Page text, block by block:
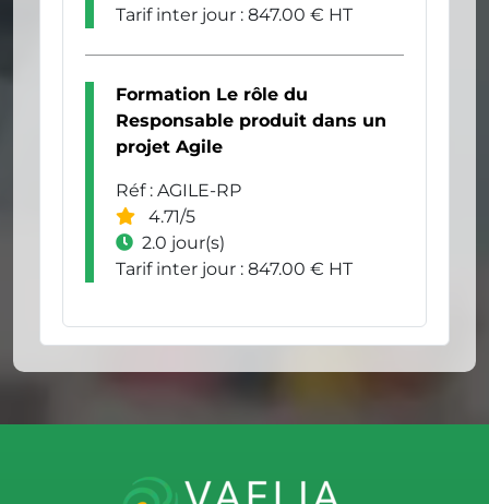
Tarif inter jour : 847.00 € HT
Formation Le rôle du
Responsable produit dans un
projet Agile
Réf : AGILE-RP
4.71/5
2.0 jour(s)
Tarif inter jour : 847.00 € HT